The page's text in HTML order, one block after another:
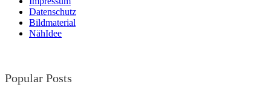
Datenschutz
Bildmaterial
NähIdee
Popular Posts